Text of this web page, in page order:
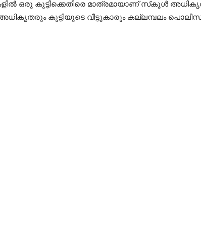
ഒരു കുട്ടിക്കെതിരെ മാത്രമായാണ് സ്‌കൂൾ
കുട്ടിയുടെ വീട്ടുകാരും കല്ലമ്പലം